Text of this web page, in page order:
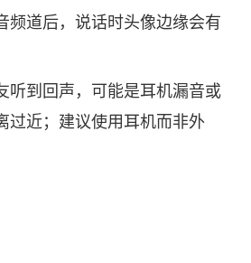
频道后，说话时头像边缘会有
听到回声，可能是耳机漏音或
过近；建议使用耳机而非外